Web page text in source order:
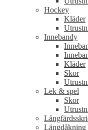
Hockey
Kläder
Innebandy
Kläder
Skor
Lek & spel
Skor
Längdåkning